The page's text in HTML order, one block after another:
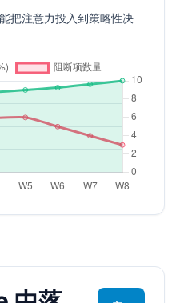
把注意力投入到策略性决